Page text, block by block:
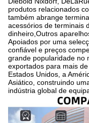
produtos relacionados
também abrange
acessórios de terminais
dinheiro,Outros
Apoiados por uma
confiável e preços
grande popularidade no
exportados para mais
Estados Unidos, a
Asiático, construindo
indústria global de